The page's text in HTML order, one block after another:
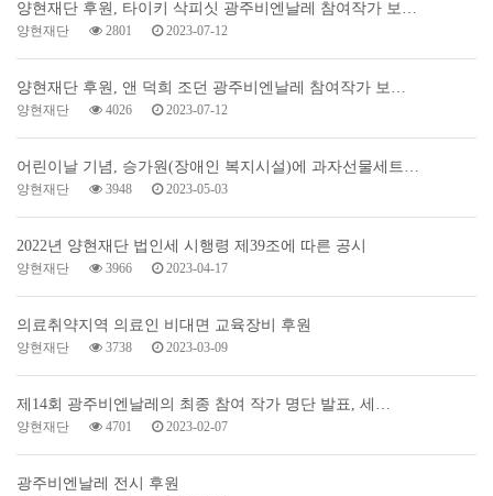
양현재단 후원, 타이키 삭피싯 광주비엔날레 참여작가 보…
양현재단 2801 2023-07-12
양현재단 후원, 앤 덕희 조던 광주비엔날레 참여작가 보…
양현재단 4026 2023-07-12
어린이날 기념, 승가원(장애인 복지시설)에 과자선물세트…
양현재단 3948 2023-05-03
2022년 양현재단 법인세 시행령 제39조에 따른 공시
양현재단 3966 2023-04-17
의료취약지역 의료인 비대면 교육장비 후원
양현재단 3738 2023-03-09
제14회 광주비엔날레의 최종 참여 작가 명단 발표, 세…
양현재단 4701 2023-02-07
광주비엔날레 전시 후원